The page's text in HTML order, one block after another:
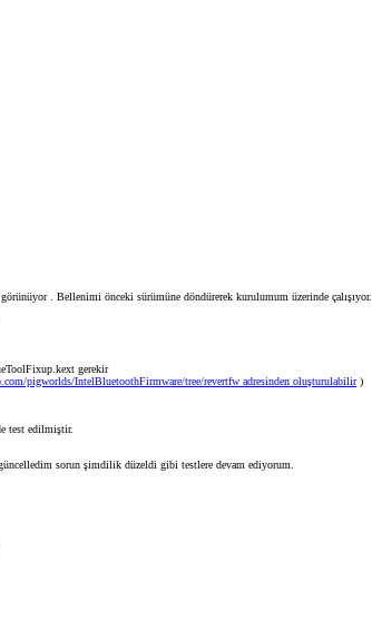
. Bellenimi önceki sürümüne döndürerek kurulumum üzerinde çalışıyor.
gerekir
pigworlds/IntelBluetoothFirmware/tree/revertfw adresinden oluşturulabilir)
test edilmiştir.
sorun şimdilik düzeldi gibi testlere devam ediyorum.